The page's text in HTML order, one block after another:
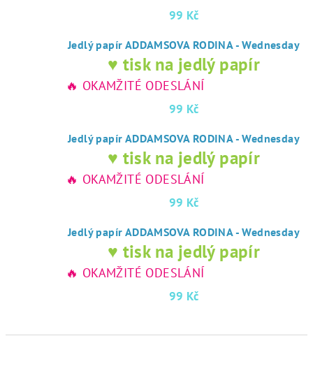
99 Kč
Jedlý papír ADDAMSOVA RODINA - Wednesday
♥ tisk na jedlý papír
🔥 OKAMŽITÉ ODESLÁNÍ
99 Kč
Jedlý papír ADDAMSOVA RODINA - Wednesday
♥ tisk na jedlý papír
🔥 OKAMŽITÉ ODESLÁNÍ
99 Kč
Jedlý papír ADDAMSOVA RODINA - Wednesday
♥ tisk na jedlý papír
🔥 OKAMŽITÉ ODESLÁNÍ
99 Kč